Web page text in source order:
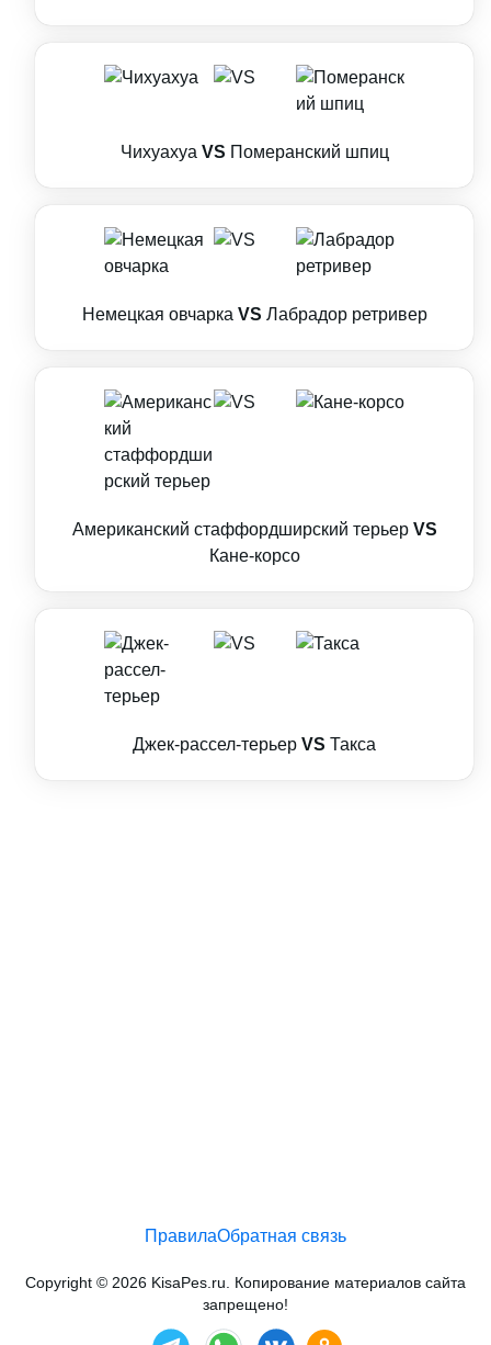
Чихуахуа VS Померанский шпиц
Немецкая овчарка VS Лабрадор ретривер
Американский стаффордширский терьер VS
Кане-корсо
Джек-рассел-терьер VS Такса
ПравилаОбратная связь
Copyright © 2026 KisaPes.ru. Копирование материалов сайта
запрещено!